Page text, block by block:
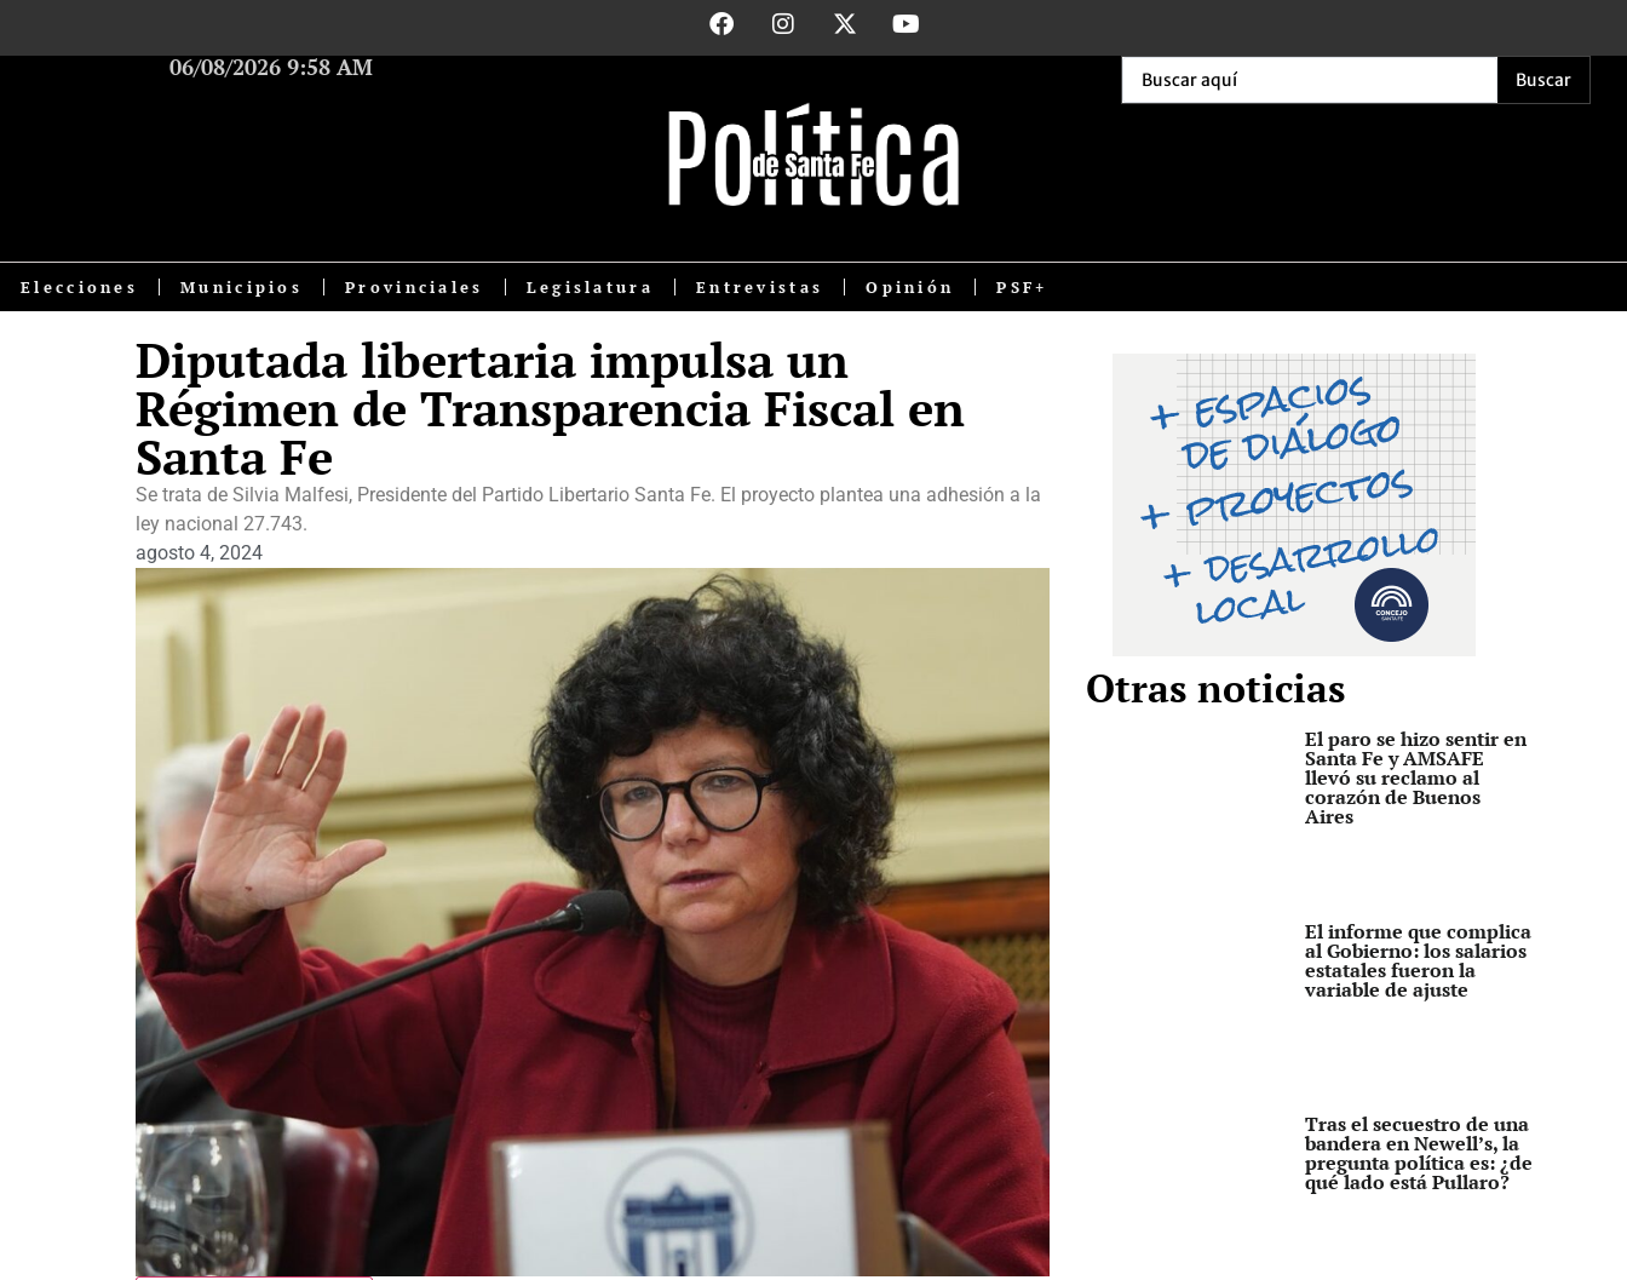
06/08/2026 9:58 AM Buscar
Elecciones Municipios Provinciales Legislatura Entrevistas Opinión PSF+
Diputada libertaria impulsa un
Régimen de Transparencia Fiscal en
Santa Fe
Se trata de Silvia Malfesi, Presidente del Partido Libertario Santa Fe. El proyecto plantea una adhesión a la
ley nacional 27.743.
agosto 4, 2024
Otras noticias
El paro se hizo sentir en
Santa Fe y AMSAFE
llevó su reclamo al
corazón de Buenos
Aires
El informe que complica
al Gobierno: los salarios
estatales fueron la
variable de ajuste
Tras el secuestro de una
bandera en Newell’s, la
pregunta política es: ¿de
qué lado está Pullaro?